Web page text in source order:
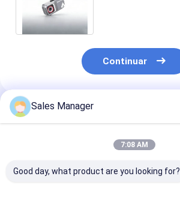
Continuar
Productos Recomendados
Sales Manager
7:08 AM
Good day, what product are you looking for?